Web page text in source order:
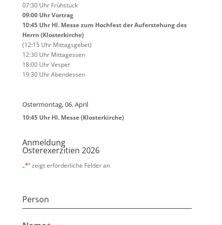
07:30 Uhr Frühstück
09:00 Uhr Vortrag
10:45 Uhr Hl. Messe zum Hochfest der Auferstehung des
Herrn (Klosterkirche)
(12:15 Uhr Mittagsgebet)
12:30 Uhr Mittagessen
18:00 Uhr Vesper
19:30 Uhr Abendessen
Ostermontag, 06. April
10:45 Uhr Hl. Messe (Klosterkirche)
Anmeldung
Osterexerzitien 2026
„*“ zeigt erforderliche Felder an
Person